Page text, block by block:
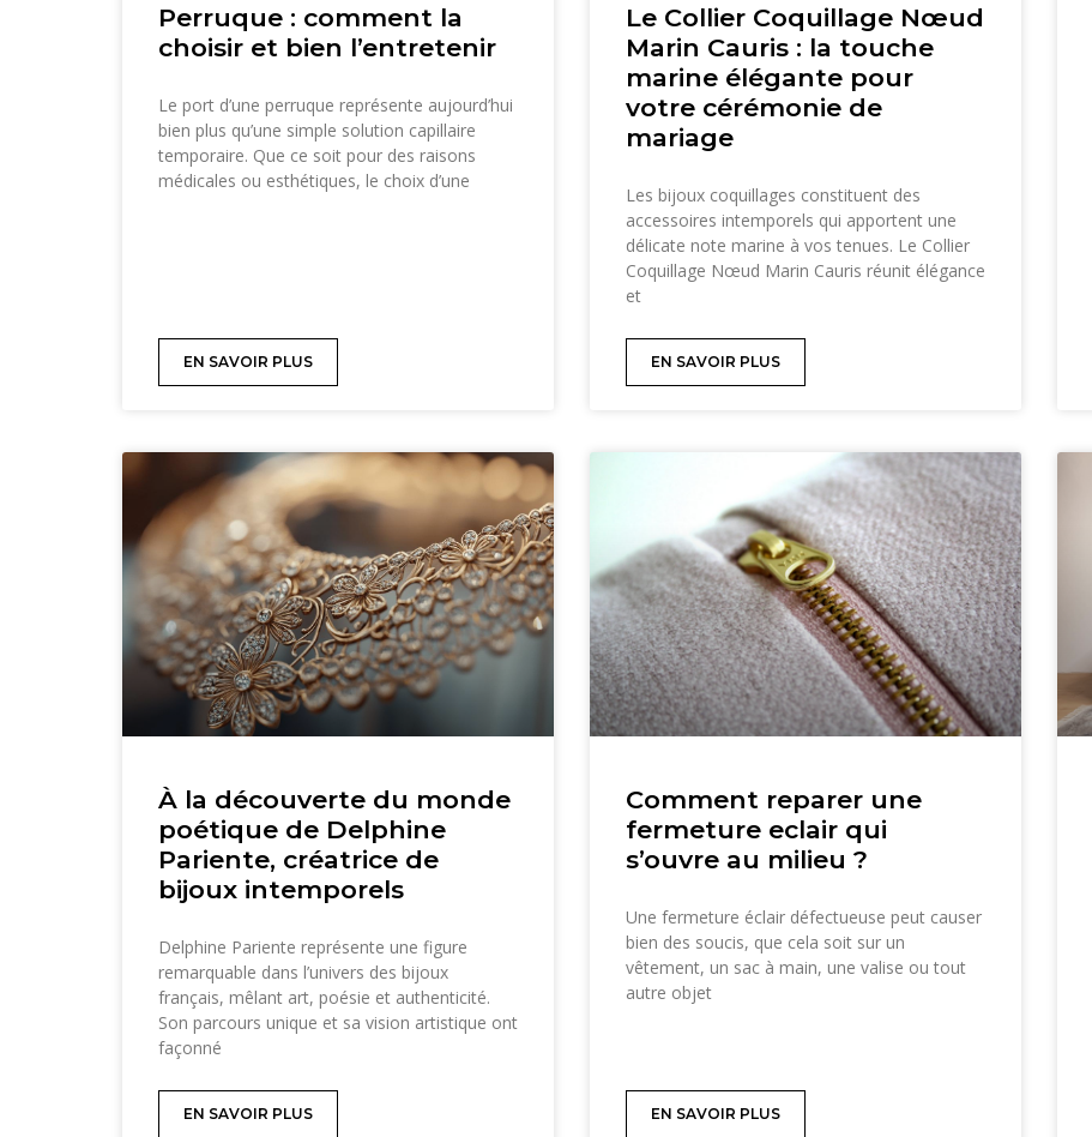
Perruque : comment la
choisir et bien l’entretenir
Le port d’une perruque représente aujourd’hui
bien plus qu’une simple solution capillaire
temporaire. Que ce soit pour des raisons
médicales ou esthétiques, le choix d’une
EN SAVOIR PLUS
Le Collier Coquillage Nœud
Marin Cauris : la touche
marine élégante pour
votre cérémonie de
mariage
Les bijoux coquillages constituent des
accessoires intemporels qui apportent une
délicate note marine à vos tenues. Le Collier
Coquillage Nœud Marin Cauris réunit élégance
et
EN SAVOIR PLUS
À la découverte du monde
poétique de Delphine
Pariente, créatrice de
bijoux intemporels
Delphine Pariente représente une figure
remarquable dans l’univers des bijoux
français, mêlant art, poésie et authenticité.
Son parcours unique et sa vision artistique ont
façonné
EN SAVOIR PLUS
Comment reparer une
fermeture eclair qui
s’ouvre au milieu ?
Une fermeture éclair défectueuse peut causer
bien des soucis, que cela soit sur un
vêtement, un sac à main, une valise ou tout
autre objet
EN SAVOIR PLUS